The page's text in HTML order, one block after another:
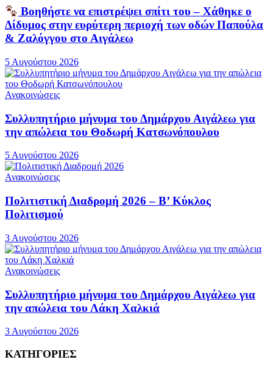
Βοηθήστε να επιστρέψει σπίτι του – Χάθηκε ο
Δίδυμος στην ευρύτερη περιοχή των οδών Παπούλα
& Ζαλόγγου στο Αιγάλεω
5 Αυγούστου 2026
Ανακοινώσεις
Συλλυπητήριο μήνυμα του Δημάρχου Αιγάλεω για
την απώλεια του Θοδωρή Κατσωνόπουλου
5 Αυγούστου 2026
Ανακοινώσεις
Πολιτιστική Διαδρομή 2026 – Β’ Κύκλος
Πολιτισμού
3 Αυγούστου 2026
Ανακοινώσεις
Συλλυπητήριο μήνυμα του Δημάρχου Αιγάλεω για
την απώλεια του Λάκη Χαλκιά
3 Αυγούστου 2026
ΚΑΤΗΓΟΡΙΕΣ